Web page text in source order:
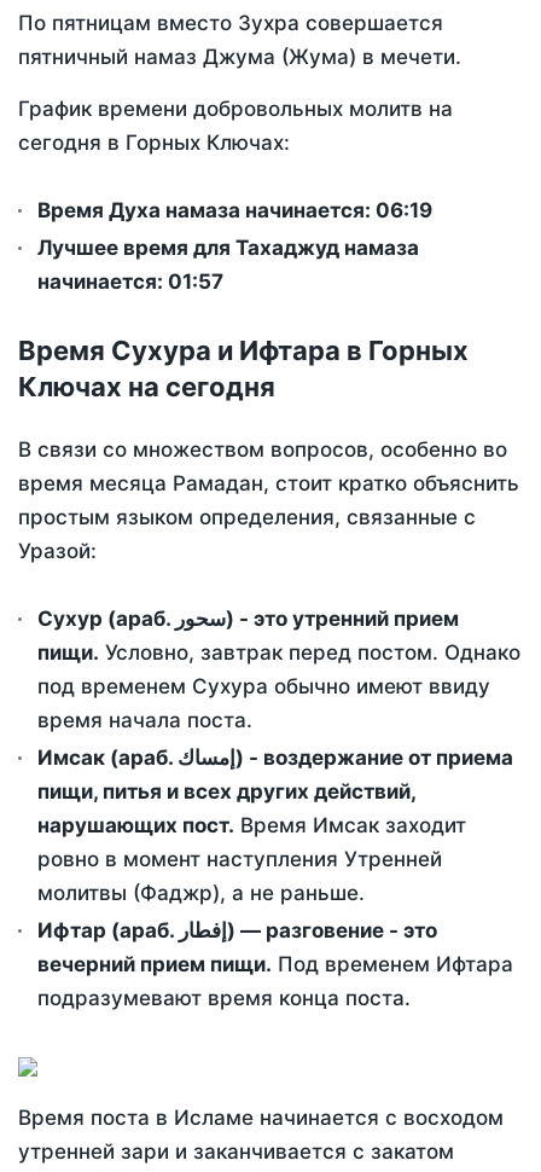
По пятницам вместо Зухра совершается
пятничный намаз Джума (Жума) в мечети.
График времени добровольных молитв на
сегодня в Горных Ключах:
Время Духа намаза начинается: 06:19
Лучшее время для Тахаджуд намаза
начинается: 01:57
Время Сухура и Ифтара в Горных
Ключах на сегодня
В связи со множеством вопросов, особенно во
время месяца Рамадан, стоит кратко объяснить
простым языком определения, связанные с
Уразой:
Сухур (араб. سحور) - это утренний прием
пищи. Условно, завтрак перед постом. Однако
под временем Сухура обычно имеют ввиду
время начала поста.
Имсак (араб. إمساك) - воздержание от приема
пищи, питья и всех других действий,
нарушающих пост. Время Имсак заходит
ровно в момент наступления Утренней
молитвы (Фаджр), а не раньше.
Ифтар (араб. إفطار) — разговение - это
вечерний прием пищи. Под временем Ифтара
подразумевают время конца поста.
Время поста в Исламе начинается с восходом
утренней зари и заканчивается с закатом